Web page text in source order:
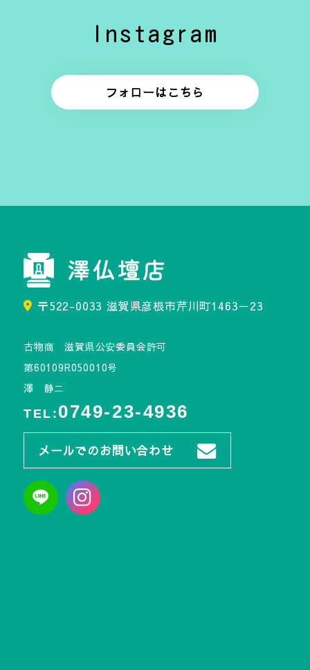
Instagram
フォローはこちら
〒522-0033 滋賀県彦根市芹川町1463－23
古物商 滋賀県公安委員会許可
第60109R050010号
澤 静ニ
TEL: 0749-23-4936
メールでのお問い合わせ